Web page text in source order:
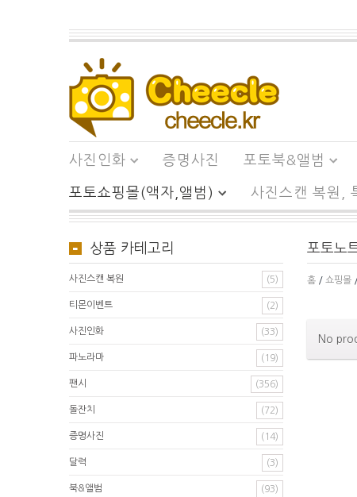
사진인화 증명사진 포토북&앨범
포토쇼핑몰(액자,앨범) 사진스캔 복원,
포토노
홈 / 쇼핑몰
No
상품 카테고리
사진스캔 복원 (5)
티몬이벤트 (2)
사진인화 (33)
파노라마 (19)
팬시 (356)
돌잔치 (72)
증명사진 (14)
달력 (3)
북&앨범 (93)